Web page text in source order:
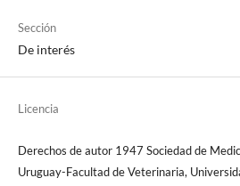
Sección
De interés
Licencia
Derechos de autor 1947 Sociedad de
Uruguay-Facultad de Veterinaria,